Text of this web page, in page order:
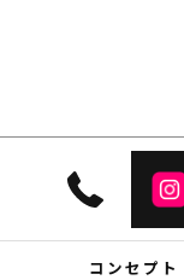
コンセプト